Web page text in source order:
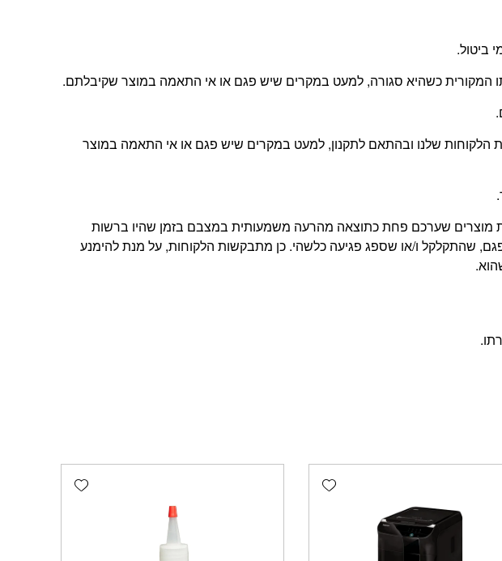
ביטול.
המקורית כשהיא סגורה, למעט במקרים שיש פגם או אי התאמה במוצר שקיבלתם.
אביב וזאת לאחר תיאום ואישור שרות הלקוחות שלנו ובהתאם לתקנון, למעט במקרים שיש פגם או אי התאמה במוצר
מוצרים שערכם פחת כתוצאה מהרעה משמעותית במצבם בזמן שהיו ברשות
שהתקלקל ו/או שספג פגיעה כלשהי. כן מתבקשות הלקוחות, על מנת להימנע
Add wishlist
Add wishlist